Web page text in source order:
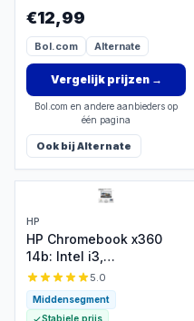
€12,99
Bol.com Alternate
Vergelijk prijzen→
Bol.com en andere aanbieders op
één pagina
Ook bijAlternate
HP
HP Chromebook x360
14b: Intel i3,
touchscreen, 256GB -
€559
5.0
Middensegment
Stabiele prijs